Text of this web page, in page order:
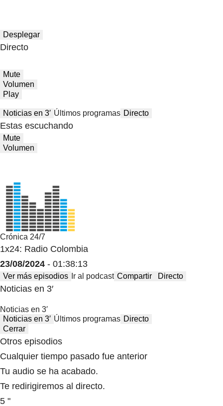
Desplegar
Directo
Mute
Volumen
Play
Noticias en 3′ Últimos programas Directo
Estas escuchando
Mute
Volumen
Crónica 24/7
1x24: Radio Colombia
23/08/2024 - 01:38:13
Ver más episodios Ir al podcast Compartir Directo
Noticias en 3′
Noticias en 3′
Noticias en 3′ Últimos programas Directo
Cerrar
Otros episodios
Cualquier tiempo pasado fue anterior
Tu audio se ha acabado.
Te redirigiremos al directo.
5 "